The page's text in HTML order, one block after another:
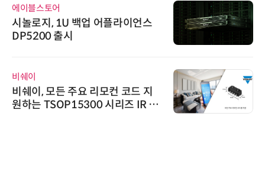
에이블스토어
시놀로지, 1U 백업 어플라이언스
DP5200 출시
비쉐이
비쉐이, 모든 주요 리모컨 코드 지
원하는 TSOP15300 시리즈 IR 수